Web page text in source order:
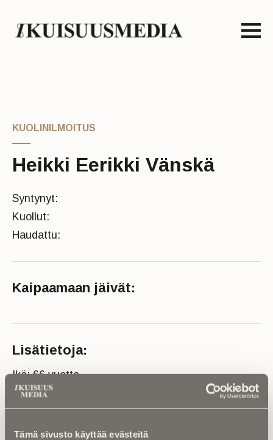
Tämä sivusto käyttää evästeitä
KUOLINILMOITUS
Heikki Eerikki Vänskä
Syntynyt:
Kuollut:
Haudattu:
Kaipaamaan jäivät:
Lisätietoja:
Ikä: 66 vuotta
Kuolinaika: 2024
Lähde: Jyväskylän seurakunta ja Suur-Jyväskylän